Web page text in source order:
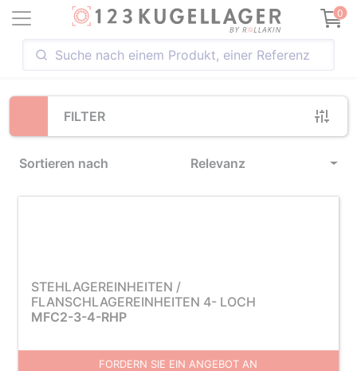
0
FILTER
Sortieren nach Relevanz
Loading...
STEHLAGEREINHEITEN /
FLANSCHLAGEREINHEITEN 4- LOCH
MFC2-3-4-RHP
FORDERN SIE EIN ANGEBOT AN